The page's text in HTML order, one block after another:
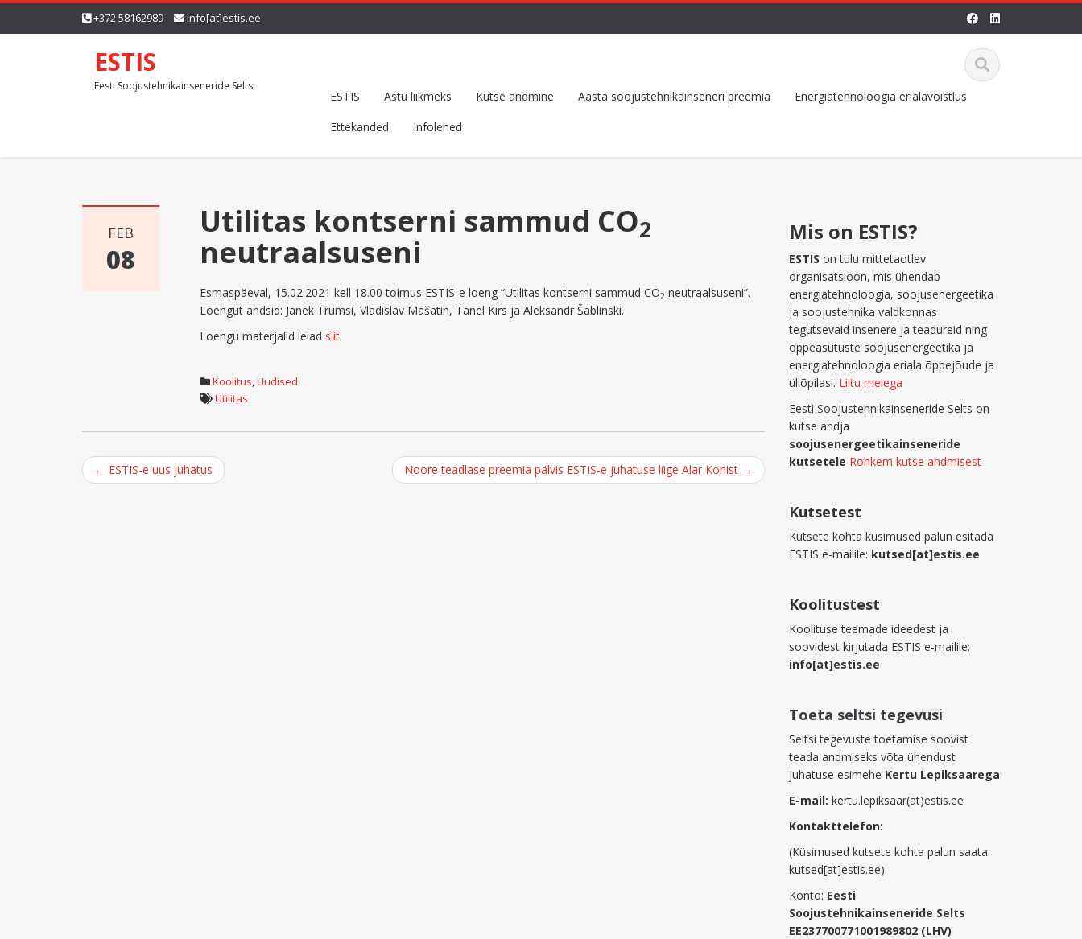
+372 58162989 info[at]estis.ee
ESTIS
Eesti Soojustehnikainseneride Selts
ESTIS Astu liikmeks Kutse andmine Aasta soojustehnikainseneri preemia
Energiatehnoloogia erialavõistlus
Ettekanded
Infolehed
FEB
08
Utilitas kontserni sammud CO2
neutraalsuseni
Esmaspäeval, 15.02.2021 kell 18.00 toimus ESTIS-e loeng “Utilitas kontserni sammud CO2 neutraalsuseni”.
Loengut andsid: Janek Trumsi, Vladislav Mašatin, Tanel Kirs ja Aleksandr Šablinski.
Loengu materjalid leiad siit.
Koolitus,Uudised
Utilitas
Post
← ESTIS-e uus juhatus Noore teadlase preemia pälvis ESTIS-e juhatuse liige Alar Konist →
Mis on ESTIS?
ESTIS on tulu mittetaotlev
organisatsioon, mis ühendab
energiatehnoloogia, soojusenergeetika
ja soojustehnika valdkonnas
tegutsevaid insenere ja teadureid ning
õppeasutuste soojusenergeetika ja
energiatehnoloogia eriala õppejõude ja
üliõpilasi. Liitu meiega
Eesti Soojustehnikainseneride Selts on
kutse andja
soojusenergeetikainseneride
kutsetele Rohkem kutse andmisest
Kutsetest
Kutsete kohta küsimused palun esitada
ESTIS e-mailile: kutsed[at]estis.ee
Koolitustest
Koolituse teemade ideedest ja
soovidest kirjutada ESTIS e-mailile:
info[at]estis.ee
Toeta seltsi tegevusi
Seltsi tegevuste toetamise soovist
teada andmiseks võta ühendust
juhatuse esimehe Kertu Lepiksaarega
E-mail: kertu.lepiksaar(at)estis.ee
Kontakttelefon:
(Küsimused kutsete kohta palun saata:
kutsed[at]estis.ee)
Konto: Eesti
Soojustehnikainseneride Selts
EE237700771001989802 (LHV)